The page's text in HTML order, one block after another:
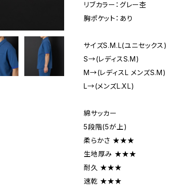
リブカラー：グレー杢
胸ポケット：あり
サイズS.M.L(ユニセックス)
S→(レディスS.M)
M→(レディスL メンズS.M)
L→(メンズL.XL)
綿サッカー
5段階(5が上)
柔らかさ ★★★
生地厚み ★★★
耐久 ★★★
速乾 ★★★